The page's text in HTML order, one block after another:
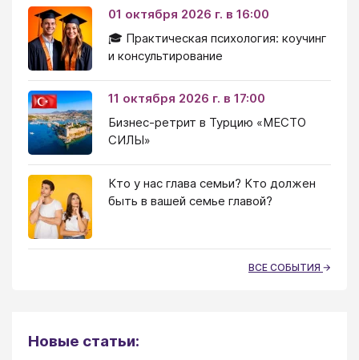
01 октября 2026 г. в 16:00
🎓 Практическая психология: коучинг
и консультирование
11 октября 2026 г. в 17:00
Бизнес-ретрит в Турцию «МЕСТО
СИЛЫ»
Кто у нас глава семьи? Кто должен
быть в вашей семье главой?
ВСЕ СОБЫТИЯ
Новые статьи: